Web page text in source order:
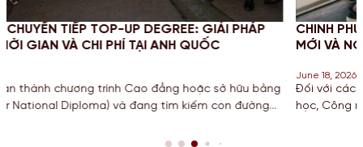
PHÁP
sở hữu bằng
con đường
CHINH PHỤC STEM OPT 2026: CẬP NHẬT
MỚI VÀ NGHĨA VỤ BÁO CÁO CHO SINH VIÊN
Đối với các bạn Sinh viên đang theo đuổi khối
học, Công nghệ, Kỹ thuật và Toán học tại Mỹ,
còn là “bước đệm” quan trọng cho lộ trình Định